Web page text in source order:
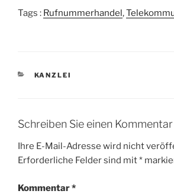
Tags : Rufnummerhandel,
KATEGORIEN
KANZLEI
Schreiben Sie einen Kommentar
Ihre E-Mail-Adresse wird nicht
Erforderliche Felder sind mit*
Kommentar*